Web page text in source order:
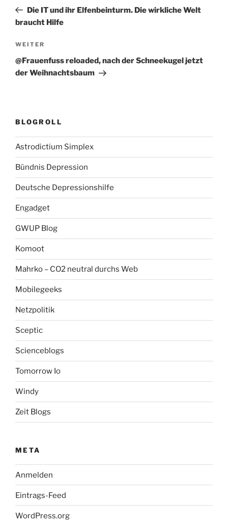
Beitrag
Die IT und ihr Elfenbeinturm. Die wirkliche Welt
braucht Hilfe
Nächster
Beitrag
WEITER
@Frauenfuss reloaded, nach der Schneekugel jetzt
der Weihnachtsbaum
BLOGROLL
Astrodictium Simplex
Bündnis Depression
Deutsche Depressionshilfe
Engadget
GWUP Blog
Komoot
Mahrko – CO2 neutral durchs Web
Mobilegeeks
Netzpolitik
Sceptic
Scienceblogs
Tomorrow Io
Windy
Zeit Blogs
META
Anmelden
Eintrags-Feed
WordPress.org